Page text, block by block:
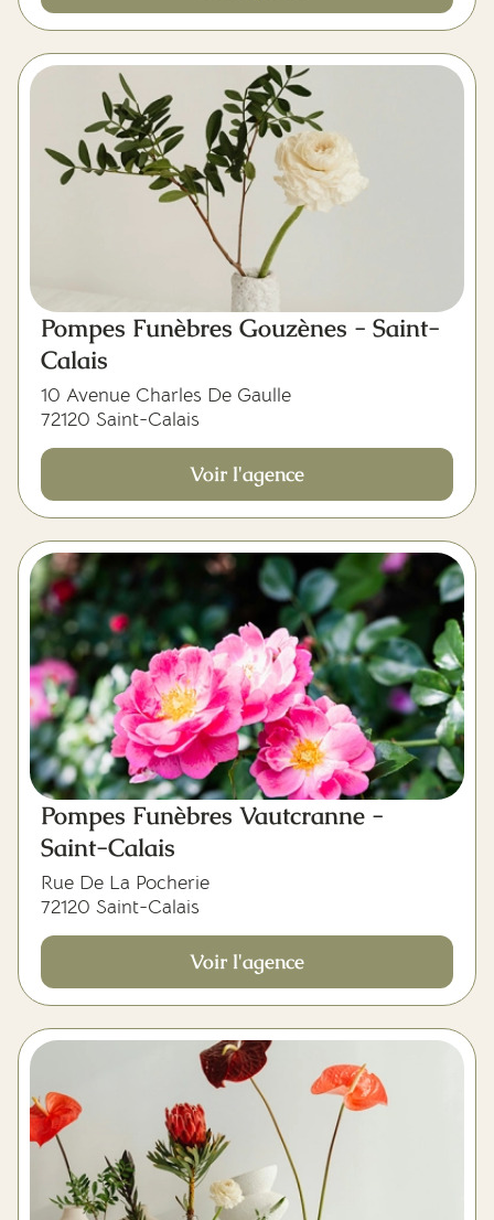
Pompes Funèbres Gouzènes - Saint-
Calais
10 Avenue Charles De Gaulle
72120 Saint-Calais
Voir l'agence
Pompes Funèbres Vautcranne -
Saint-Calais
Rue De La Pocherie
72120 Saint-Calais
Voir l'agence